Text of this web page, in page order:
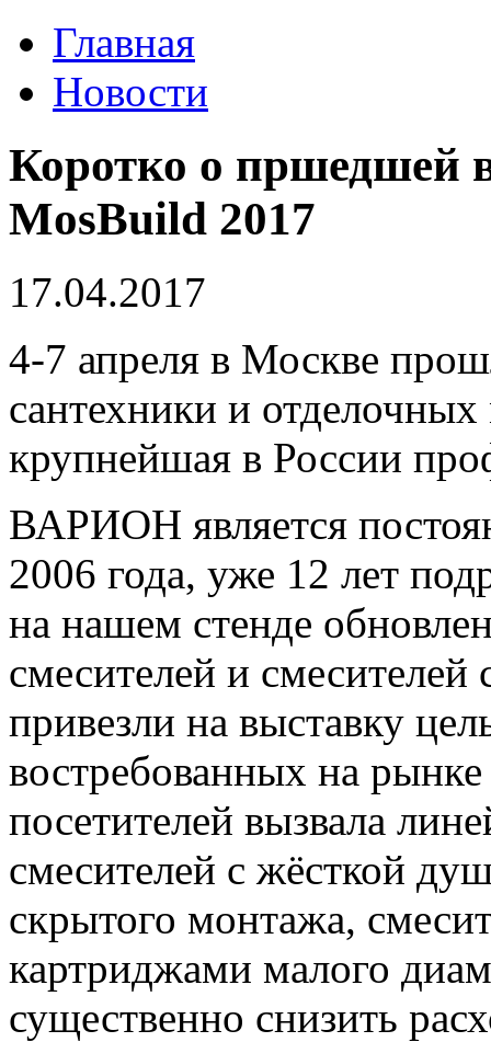
Главная
Новости
Коротко о пршедшей
MosBuild 2017
17.04.2017
4-7 апреля в Москве
сантехники и
крупнейшая в России
ВАРИОН является
2006 года, уже 12 лет
на нашем стенде
смесителей и
привезли на выставку
востребованных на
посетителей вызвала
смесителей с жёсткой
скрытого монтажа,
картриджами малого
существенно снизить